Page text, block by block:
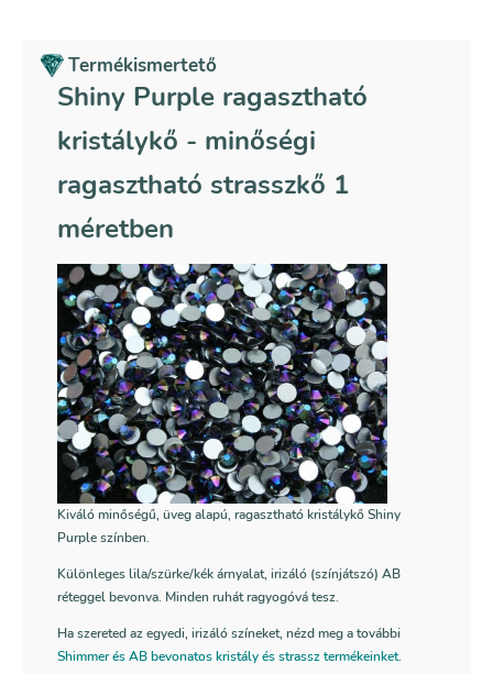
Termékismertető
Shiny Purple ragasztható
kristálykő - minőségi
ragasztható strasszkő 1
méretben
Kiváló minőségű, üveg alapú, ragasztható kristálykő Shiny
Purple színben.
Különleges lila/szürke/kék árnyalat, irizáló (színjátszó) AB
réteggel bevonva. Minden ruhát ragyogóvá tesz.
Ha szereted az egyedi, irizáló színeket, nézd meg a további
Shimmer és AB bevonatos kristály és strassz termékeinket.